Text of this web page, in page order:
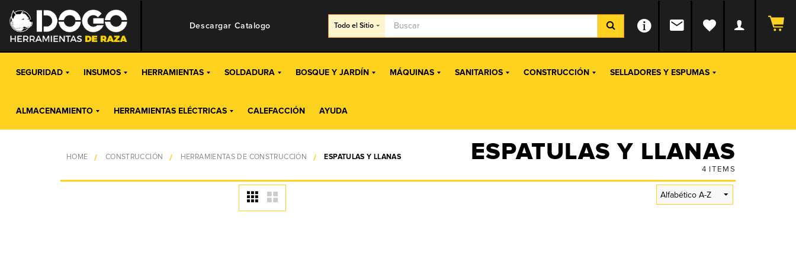
Descargar Catalogo Todo el Sitio
SEGURIDAD INSUMOS HERRAMIENTAS SOLDADURA BOSQUE Y JARDÍN MÁQUINAS SANITARIOS CONSTRUCCIÓN SELLADORES Y ESPUMAS
ALMACENAMIENTO HERRAMIENTAS ELÉCTRICAS CALEFACCIÓN AYUDA
ESPATULAS Y LLANAS
HOME CONSTRUCCIÓN HERRAMIENTAS DE CONSTRUCCIÓN ESPATULAS Y LLANAS
4 ITEMS